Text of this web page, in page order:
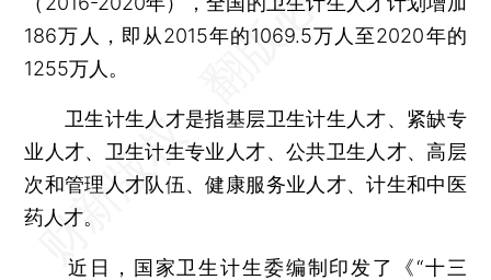
186万人，即从2015年的1069.5万人至2020年的
1255万人。
卫生计生人才是指基层卫生计生人才、紧缺专
业人才、卫生计生专业人才、公共卫生人才、高层
次和管理人才队伍、健康服务业人才、计生和中医
药人才。
近日，国家卫生计生委编制印发了《“十三